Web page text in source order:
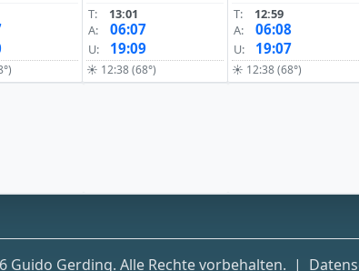
T:
13:01
A:
06:07
U: 19:09
☀ 12:38 (68°)
T:
12:59
A:
06:08
U: 19:07
☀ 12:38 (68°)
Guido Gerding. Alle Rechte vorbehalten. |